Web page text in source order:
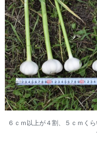
６ｃｍ以上が４割、５ｃｍく